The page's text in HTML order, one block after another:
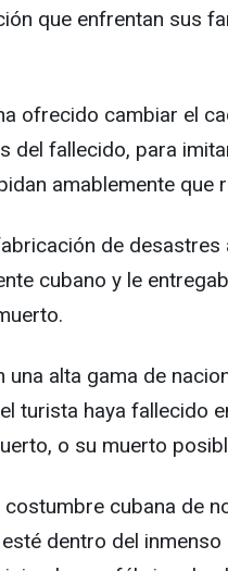
que enfrentan sus
ofrecido cambiar el
fallecido, para
amablemente que
de
cubano y le
alta gama de
turista haya fallecido
o su muerto
cubana de
dentro del